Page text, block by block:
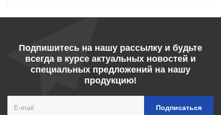
Подпишитесь на нашу рассылку и будьте
всегда в курсе актуальных новостей и
специальных предложений на нашу
продукцию!